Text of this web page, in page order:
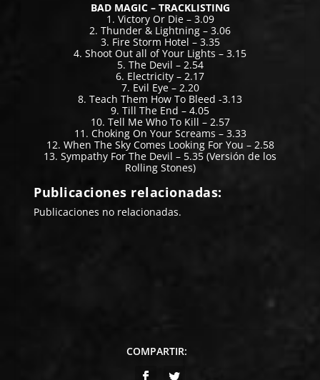
BAD MAGIC – TRACKLISTING
1. Victory Or Die – 3.09
2. Thunder & Lightning – 3.06
3. Fire Storm Hotel – 3.35
4. Shoot Out all of Your Lights – 3.15
5. The Devil – 2.54
6. Electricity – 2.17
7. Evil Eye – 2.20
8. Teach Them How To Bleed -3.13
9. Till The End – 4.05
10. Tell Me Who To Kill – 2.57
11. Choking On Your Screams – 3.33
12. When The Sky Comes Looking For You – 2.58
13. Sympathy For The Devil – 5.35 (Versión de los
Rolling Stones)
Publicaciones relacionadas:
Publicaciones no relacionadas.
COMPARTIR: